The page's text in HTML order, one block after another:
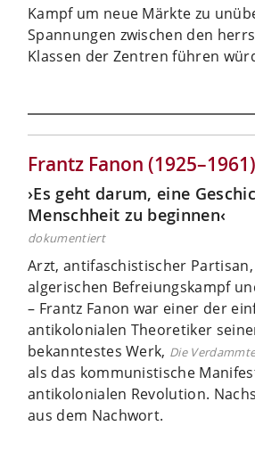
Kampf um neue Märkte zu
Spannungen zwischen den
Klassen der Zentren führen
Frantz Fanon (1925–1961)
›Es geht darum, eine
Menschheit zu beginnen‹
dokumentiert
Arzt, antifaschistischer
algerischen Befreiungskampf
– Frantz ­Fanon war einer der
antikolonialen Theoretiker
bekanntestes Werk, Die
als das kommunistische
antikolonialen Revolution.
aus dem Nachwort.